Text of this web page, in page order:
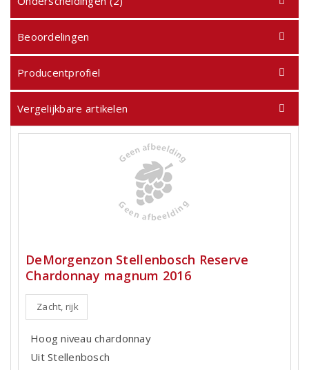
Beoordelingen
Producentprofiel
Vergelijkbare artikelen
DeMorgenzon Stellenbosch Reserve
Chardonnay magnum 2016
Zacht, rijk
Hoog niveau chardonnay
Uit Stellenbosch